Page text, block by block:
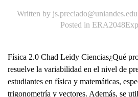
Written by
Posted in
Física 2.0 Chad Leidy Ciencias¿Qué
resuelve la variabilidad en el nivel de
estudiantes en física y matemáticas,
trigonometría y vectores. Además, se